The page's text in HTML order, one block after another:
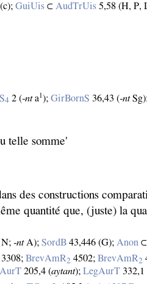
(c);GuiUis ⊂ AudTrUis 5,58 (H, P,
4 2 (‑nta1);GirBornS 36,43 (‑nt
telle somme'
des constructions
quantité que, (juste) la
N;‑ntA);SordB 43,446 (G);Anon
3308;BrevAmR2 4502;BrevAmR2
205,4 (aytant);LegAurT 332,1